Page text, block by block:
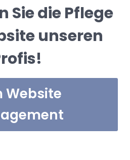
Sie die Pflege
unseren
Website